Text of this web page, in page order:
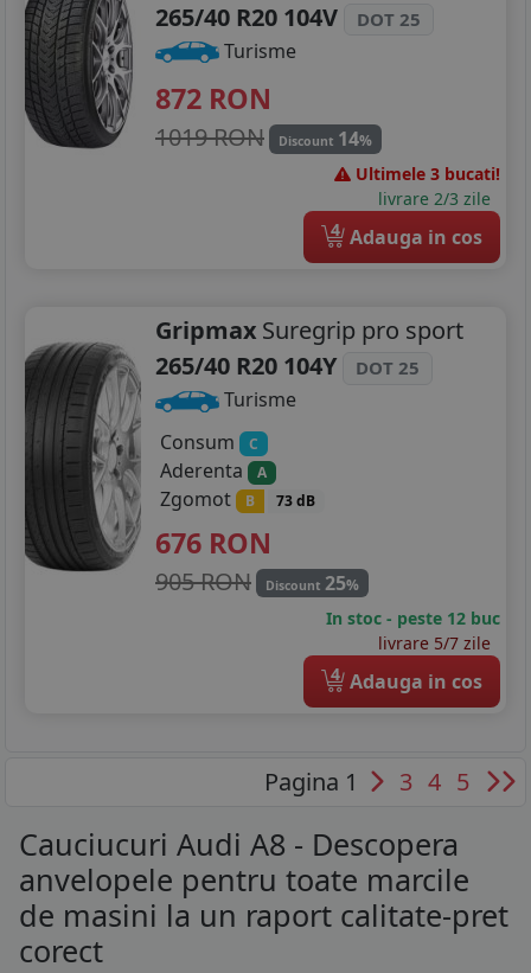
265/40 R20 104V
DOT 25
Turisme
872 RON
1019 RON Discount 14%
Ultimele 3 bucati!
livrare 2/3 zile
4 Adauga in cos
Gripmax Suregrip pro sport
265/40 R20 104Y
DOT 25
Turisme
Consum
C
Aderenta A
Zgomot B 73 dB
676 RON
905 RON Discount 25%
In stoc - peste 12 buc
livrare 5/7 zile
4 Adauga in cos
Pagina 1 3 4 5
Cauciucuri Audi A8 - Descopera
anvelopele pentru toate marcile
de masini la un raport calitate-pret
corect